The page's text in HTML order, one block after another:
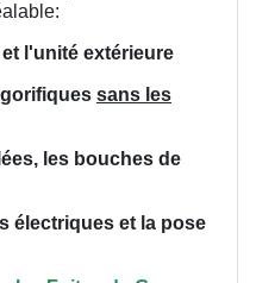
l'unité extérieure
sans les
les bouches de
électriques et la pose